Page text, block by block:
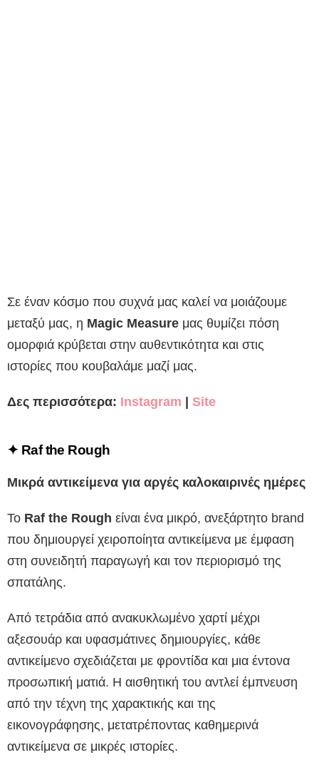
Σε έναν κόσμο που συχνά μας καλεί να μοιάζουμε
μεταξύ μας, η Magic Measure μας θυμίζει πόση
ομορφιά κρύβεται στην αυθεντικότητα και στις
ιστορίες που κουβαλάμε μαζί μας.
Δες περισσότερα: Instagram | Site
✦ Raf the Rough
Μικρά αντικείμενα για αργές καλοκαιρινές ημέρες
Το Raf the Rough είναι ένα μικρό, ανεξάρτητο brand
που δημιουργεί χειροποίητα αντικείμενα με έμφαση
στη συνειδητή παραγωγή και τον περιορισμό της
σπατάλης.
Από τετράδια από ανακυκλωμένο χαρτί μέχρι
αξεσουάρ και υφασμάτινες δημιουργίες, κάθε
αντικείμενο σχεδιάζεται με φροντίδα και μια έντονα
προσωπική ματιά. Η αισθητική του αντλεί έμπνευση
από την τέχνη της χαρακτικής και της
εικονογράφησης, μετατρέποντας καθημερινά
αντικείμενα σε μικρές ιστορίες.